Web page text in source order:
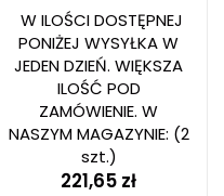
W ILOŚCI DOSTĘPNEJ
PONIŻEJ WYSYŁKA W
JEDEN DZIEŃ. WIĘKSZA
ILOŚĆ POD
ZAMÓWIENIE. W
NASZYM MAGAZYNIE: (2
szt.)
221,65 zł